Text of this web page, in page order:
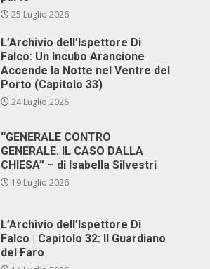
25 Luglio 2026
L’Archivio dell’Ispettore Di
Falco: Un Incubo Arancione
Accende la Notte nel Ventre del
Porto (Capitolo 33)
24 Luglio 2026
“GENERALE CONTRO
GENERALE. IL CASO DALLA
CHIESA” – di Isabella Silvestri
19 Luglio 2026
L’Archivio dell’Ispettore Di
Falco | Capitolo 32: Il Guardiano
del Faro